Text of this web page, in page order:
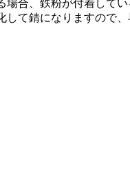
場合、鉄粉が付着してい
して錆になりますので